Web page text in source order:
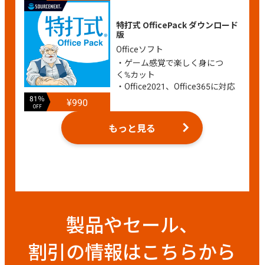
特打式 OfficePack ダウンロード
版
81％
OFF ¥990
Officeソフト
・ゲーム感覚で楽しく身につ
く%カット
・Office2021、Office365に対応
もっと見る
製品やセール、
割引の情報はこちらから